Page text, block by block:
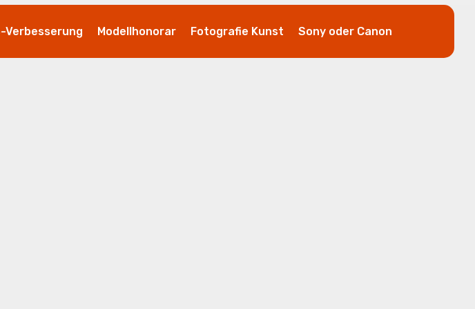
Verbesserung Modellhonorar Fotografie Kunst Sony oder Canon